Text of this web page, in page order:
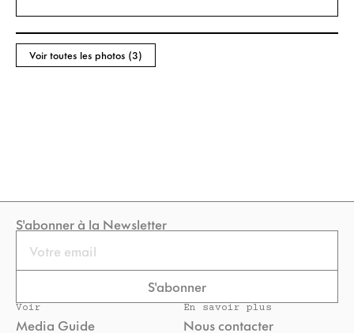
Voir toutes les photos (3)
S'abonner à la Newsletter
Email
S'abonner
Voir
Media Guide
En savoir plus
Nous contacter